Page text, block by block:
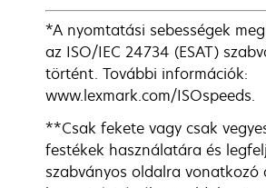
*A nyomtatási sebességek
az ISO/IEC 24734 (ESAT)
történt. További információk:
www.lexmark.com/ISOspeeds.
**Csak fekete vagy csak
festékek használatára és
szabványos oldalra vonatkozó